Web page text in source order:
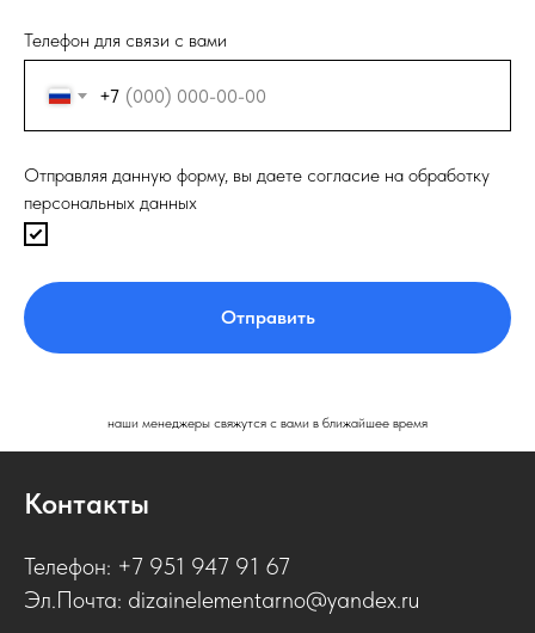
Телефон для связи с вами
+7
Отправляя данную форму, вы даете согласие на обработку
персональных данных
Отправить
наши менеджеры свяжутся с вами в ближайшее время
Контакты
Телефон: +7 951 947 91 67
Эл.Почта: dizainelementarno@yandex.ru